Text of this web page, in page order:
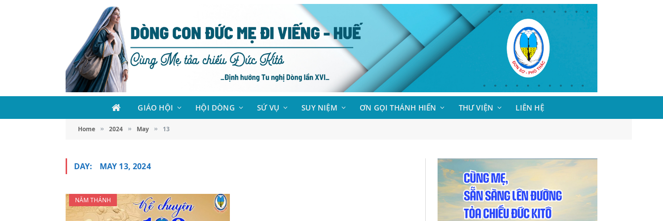
GIÁO HỘI HỘI DÒNG SỨ VỤ SUY NIỆM ƠN GỌI THÁNH HIẾN THƯ VIỆN LIÊN HỆ
Home » 2024 » May » 13
DAY: MAY 13, 2024
NĂM THÁNH